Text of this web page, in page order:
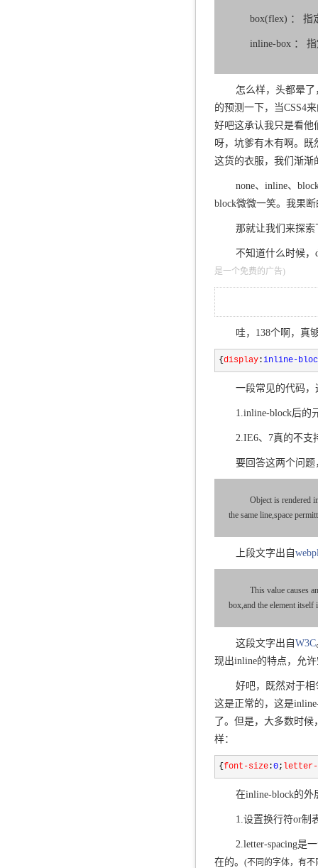
box(flex) ： 指
inline-box ：
怎么样，头都晕
的预测一下，当CSS4
好吧这承认我只是看他
呀，坑爹有木有啊。既
这货的衣服，我们渐渐
none、inline、
block微微一笑。我果
那就让我们来探索
不知道什么时候，
是一个免费的广告)
哇，138个啊，真
{ display:inline-
一段常见的代码
1.inline-block后的
2.IE6、7真的不支
要回答这两个问
Object is rendered
the same line,space
上段文字出自
This value causes
box,and the element itself
这段文字出自 W3C
现出inline的特点，允
好吧，既然对于
这是正常的，这是
了。但是，大多数时
样：
{ font-size:0; letter-
在inline-block的
1.设置换行符or制
2.letter-spacing是
在的。 (不同的字体，有